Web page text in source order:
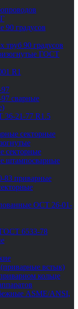
90 градусов
труб 90 градусов
ГОСТ
R1
сварные
36-21-77 R1.5
секторные
секторные
штампосварные
83 приварные
ОСТ 26-01-
6533-78
встык)
кольце
ASME/ANSI,